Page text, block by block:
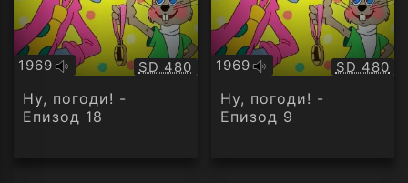
1969
Оригинално
аудио
Качество:
SD 480
Ну, погоди! -
Епизод 18
1969
Оригинално
аудио
SD 480
Ну, погоди! -
Епизод 9